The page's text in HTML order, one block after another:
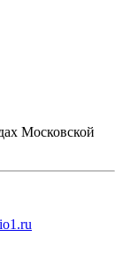
Московской